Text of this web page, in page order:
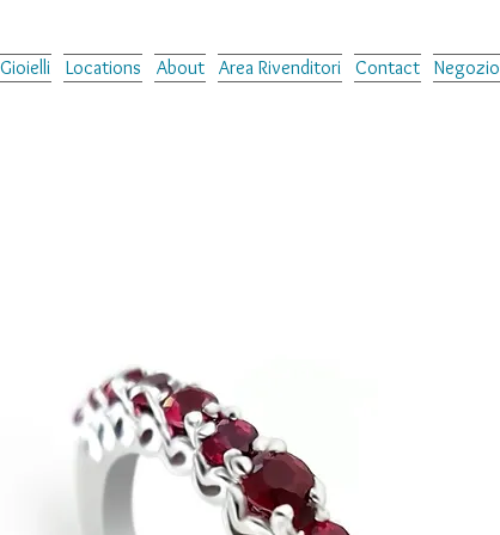
Gioielli Locations About Area Rivenditori Contact Negozio